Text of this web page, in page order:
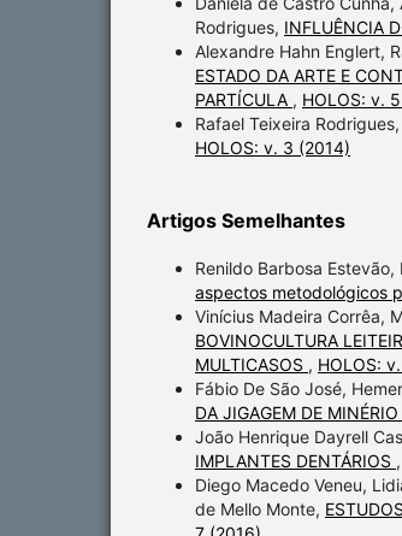
Rodrigues, INFLUÊNCIA
Alexandre Hahn Englert,
ESTADO DA ARTE E
PARTÍCULA , HOLOS: v.
Rafael Teixeira Rodrigues,
HOLOS: v. 3 (2014)
Artigos Semelhantes
Renildo Barbosa
aspectos metodológicos
Vinícius Madeira Corrêa,
BOVINOCULTURA
MULTICASOS , HOLOS:
Fábio De São José,
DA JIGAGEM DE
João Henrique Dayrell
IMPLANTES DENTÁRIOS ,
Diego Macedo Veneu,
de Mello Monte,